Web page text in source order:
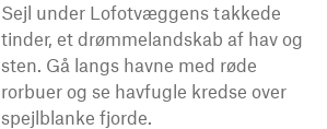
Sejl under Lofotvæggens takkede
tinder, et drømmelandskab af hav og
sten. Gå langs havne med røde
rorbuer og se havfugle kredse over
spejlblanke fjorde.